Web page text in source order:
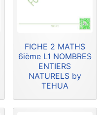
FICHE 2 MATHS
6ième L1 NOMBRES
ENTIERS
NATURELS by
TEHUA